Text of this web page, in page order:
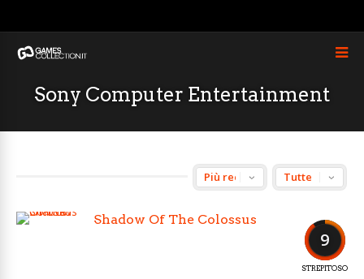
Sony Computer Entertainment
9
STREPITOSO
Shadow Of The Colossus